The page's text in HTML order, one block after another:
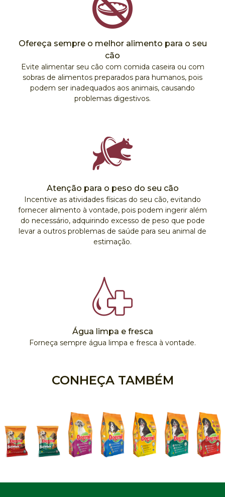
Ofereça sempre o melhor alimento para o seu
cão
Evite alimentar seu cão com comida caseira ou com
sobras de alimentos preparados para humanos, pois
podem ser inadequados aos animais, causando
problemas digestivos.
Atenção para o peso do seu cão
Incentive as atividades físicas do seu cão, evitando
fornecer alimento à vontade, pois podem ingerir além
do necessário, adquirindo excesso de peso que pode
levar a outros problemas de saúde para seu animal de
estimação.
Água limpa e fresca
Forneça sempre água limpa e fresca à vontade.
CONHEÇA TAMBÉM